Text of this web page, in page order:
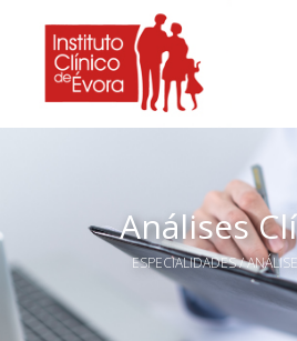
Análises
ESPECIALIDADES/